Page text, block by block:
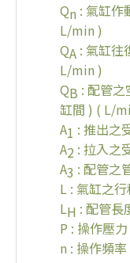
Qn : 氣缸作
L/min )
QA : 氣缸往
L/min )
QB : 配管
缸間 ) ( L/
A1 : 推出之
A2 : 拉入之
A3 : 配管之
L : 氣缸之
LH : 配管長
P : 操作壓
n : 操作頻率